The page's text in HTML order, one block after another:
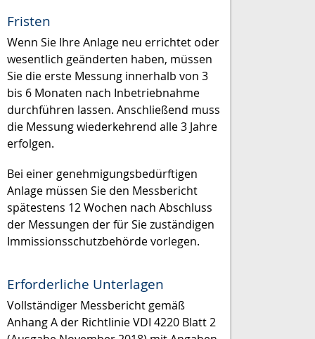
Fristen
Wenn Sie Ihre Anlage neu errichtet oder
wesentlich geänderten haben, müssen
Sie die erste Messung innerhalb von 3
bis 6 Monaten nach Inbetriebnahme
durchführen lassen. Anschließend muss
die Messung wiederkehrend alle 3 Jahre
erfolgen.
Bei einer genehmigungsbedürftigen
Anlage müssen Sie den Messbericht
spätestens 12 Wochen nach Abschluss
der Messungen der für Sie zuständigen
Immissionsschutzbehörde vorlegen.
Erforderliche Unterlagen
Vollständiger Messbericht gemäß
Anhang A der Richtlinie VDI 4220 Blatt 2